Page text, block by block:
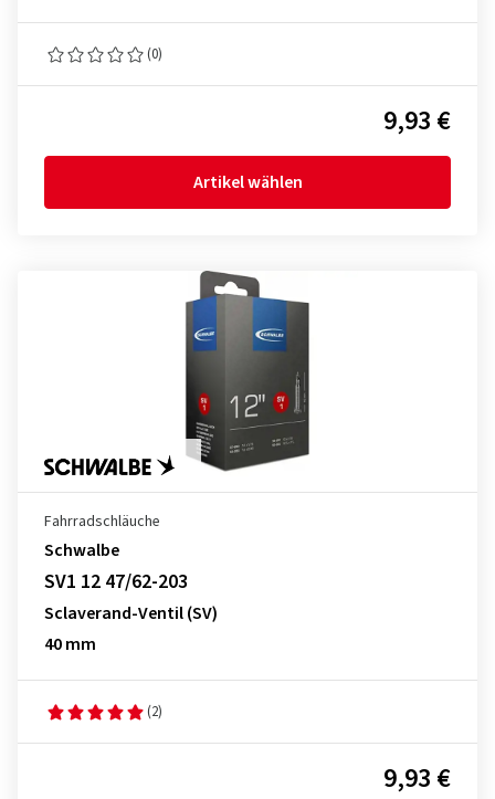
(0)
9,93 €
Artikel wählen
Fahrradschläuche
Schwalbe
SV1 12 47/62-203
Sclaverand-Ventil (SV)
40 mm
(2)
9,93 €